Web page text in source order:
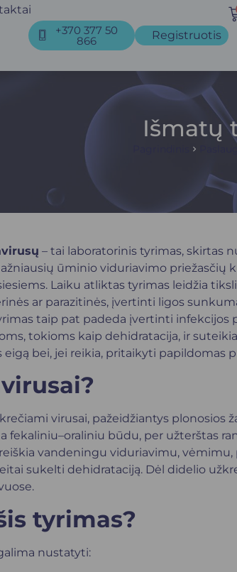
+370 377 50
866 Registruotis
Išmatų
– tai laboratorinis tyrimas, skirtas
ūminio viduriavimo priežasčių
Laiku atliktas tyrimas leidžia
ar parazitinės, įvertinti ligos
taip pat padeda įvertinti infekcijos
tokioms kaip dehidratacija, ir
bei, jei reikia, pritaikyti papildomas
virusai, pažeidžiantys plonosios
fekaliniu–oraliniu būdu, per užterštas
vandeningu viduriavimu, vėmimu,
sukelti dehidrataciją. Dėl didelio
tyrimas?
nustatyti: